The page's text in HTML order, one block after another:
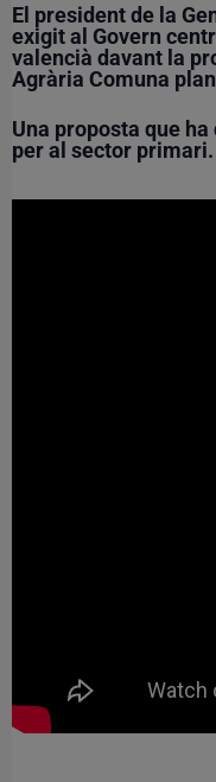
El president de la
exigit al Govern
valencià davant la
Agrària Comuna
Una proposta que
per al sector primari.